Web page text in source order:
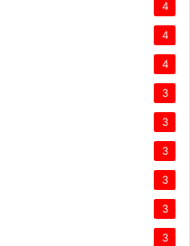
4
4
4
3
3
3
3
3
3